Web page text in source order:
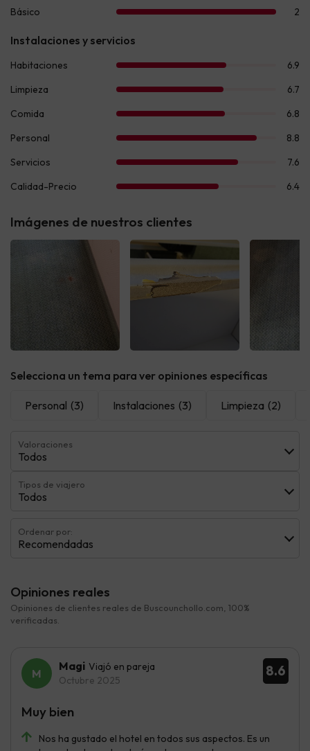
Imágenes de nuestros clientes
Selecciona un tema para ver opiniones específicas
Personal (3) Instalaciones (3) Limpieza (2)
Valoraciones
Todos
Tipos de viajero
Todos
Ordenar por:
Recomendadas
Opiniones reales
Opiniones de clientes reales de Buscounchollo.com, 100%
verificadas.
8.6
Magi Viajó en pareja
Octubre 2025
Nos ha gustado el hotel en todos sus aspectos. Es un
Muy bien